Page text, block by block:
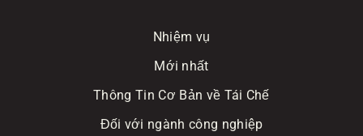
Nhiệm vụ
Mới nhất
Thông Tin Cơ Bản về Tái Chế
Đối với ngành công nghiệp